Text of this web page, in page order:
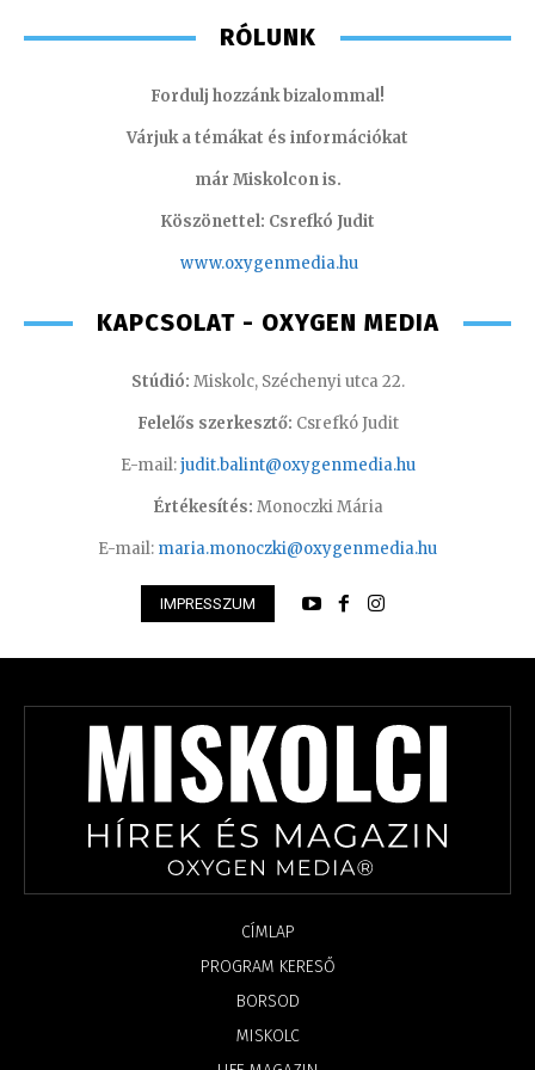
RÓLUNK
Fordulj hozzánk bizalommal!
Várjuk a témákat és információkat
már Miskolcon is.
Köszönettel: Csrefkó Judit
www.oxygenmedia.hu
KAPCSOLAT - OXYGEN MEDIA
Stúdió: Miskolc, Széchenyi utca 22.
Felelős szerkesztő: Csrefkó Judit
E-mail:judit.balint@oxygenmedia.hu
Értékesítés: Monoczki Mária
E-mail: maria.monoczki@oxygenmedia.hu
IMPRESSZUM
CÍMLAP
PROGRAM KERESŐ
BORSOD
MISKOLC